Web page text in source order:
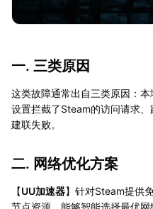
一. 三类原因
这类故障通常出自三类原因：
设置拦截了Steam的访问请求
建联失败。
二. 网络优化方案
【UU加速器】针对Steam提供
节点资源，能够智能选择最优